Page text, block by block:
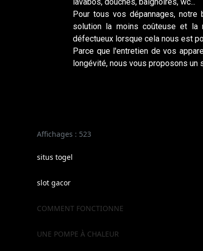
Pour tous vos dépannages,
solution la moins coûteuse et la
défectueux lorsque cela nous est
Parce que l'entretien de vos
longévité, nous vous proposons un
Affichages : 523
situs togel
slot gacor
COMMENT FONCTIONNE
UNE POMPE À CHALEUR